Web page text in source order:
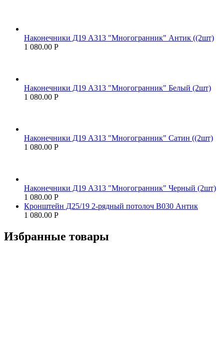
Наконечники Д19 А313 "Многогранник" Антик ((2шт)
1 080.00 Р
Наконечники Д19 А313 "Многогранник" Белый (2шт)
1 080.00 Р
Наконечники Д19 А313 "Многогранник" Сатин ((2шт)
1 080.00 Р
Наконечники Д19 А313 "Многогранник" Черный (2шт)
1 080.00 Р
Кронштейн Д25/19 2-рядный потолоч В030 Антик
1 080.00 Р
Избранные товары